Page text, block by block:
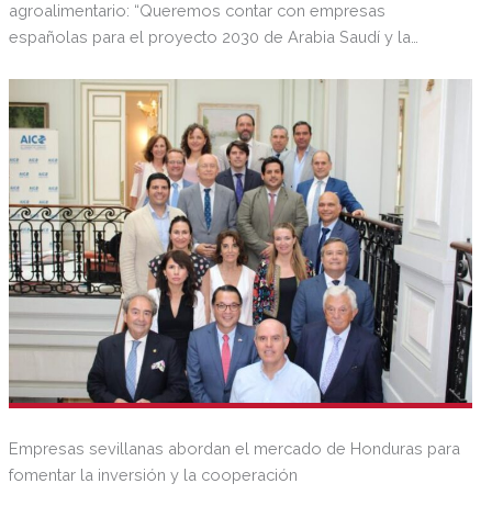
agroalimentario: “Queremos contar con empresas
españolas para el proyecto 2030 de Arabia Saudí y la
Empresas sevillanas abordan el mercado de Honduras para
fomentar la inversión y la cooperación